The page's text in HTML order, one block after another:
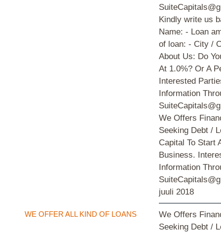
Kindly write us
Name: - Loan
of loan: - City /
About Us: Do
At 1.0%? Or A
Interested
Information
We Offers
Seeking Debt /
Capital To Start
Business.
Information
juuli 2018
WE OFFER ALL KIND OF LOANS
We Offers
Seeking Debt /